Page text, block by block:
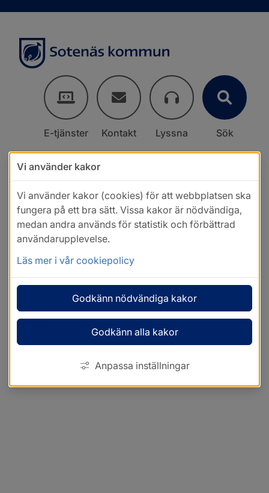
E-tjänster Kontakt Lyssna Sök
Vi använder kakor
Vi använder kakor (cookies) för att webbplatsen ska
fungera på ett bra sätt. Vissa kakor är nödvändiga,
medan andra används för statistik och förbättrad
användarupplevelse.
Läs mer i vår cookiepolicy
Godkänn nödvändiga kakor
Godkänn alla kakor
Anpassa inställningar